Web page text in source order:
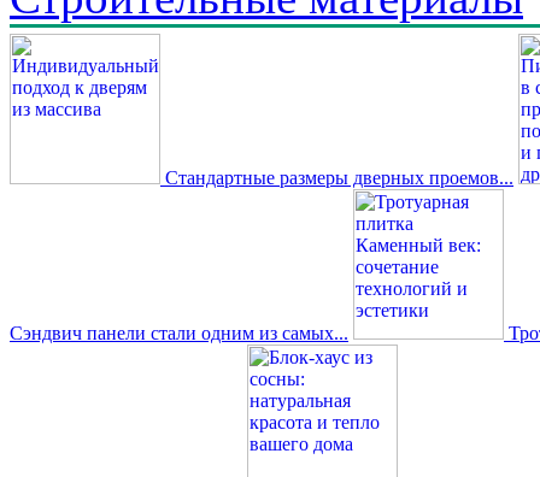
Стандартные размеры дверных проемов...
Сэндвич панели стали одним из самых...